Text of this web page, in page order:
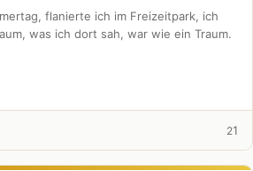
flanierte ich im Freizeitpark, ich
was ich dort sah, war wie ein Traum.
21